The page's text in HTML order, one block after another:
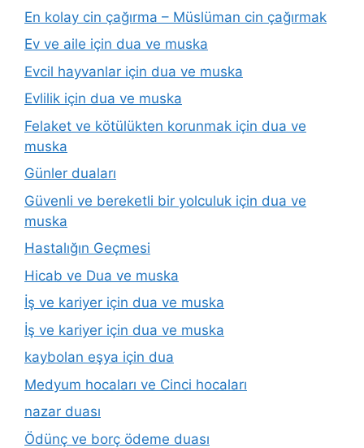
En kolay cin çağırma – Müslüman cin çağırmak
Ev ve aile için dua ve muska
Evcil hayvanlar için dua ve muska
Evlilik için dua ve muska
Felaket ve kötülükten korunmak için dua ve
muska
Günler duaları
Güvenli ve bereketli bir yolculuk için dua ve
muska
Hastalığın Geçmesi
Hicab ve Dua ve muska
İş ve kariyer için dua ve muska
İş ve kariyer için dua ve muska
kaybolan eşya için dua
Medyum hocaları ve Cinci hocaları
nazar duası
Ödünç ve borç ödeme duası